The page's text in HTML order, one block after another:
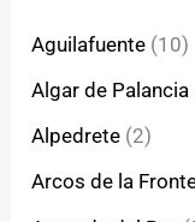
Aguilafuente (10)
Algar de Palancia
Alpedrete (2)
Arcos de la